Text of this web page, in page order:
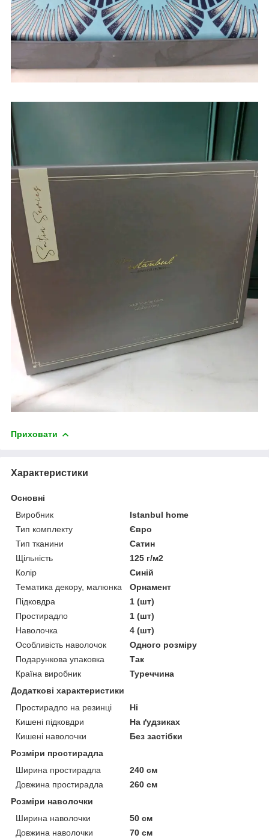
Приховати
Характеристики
Основні
Виробник
Istanbul home
Тип комплекту
Євро
Тип тканини
Сатин
Щільність
125 г/м2
Колір
Синій
Тематика декору, малюнка
Орнамент
Підковдра
1 (шт)
Простирадло
1 (шт)
Наволочка
4 (шт)
Особливість наволочок
Одного розміру
Подарункова упаковка
Так
Країна виробник
Туреччина
Додаткові характеристики
Простирадло на резинці
Ні
Кишені підковдри
На ґудзиках
Кишені наволочки
Без застібки
Розміри простирадла
Ширина простирадла
240 см
Довжина простирадла
260 см
Розміри наволочки
Ширина наволочки
50 см
Довжина наволочки
70 см